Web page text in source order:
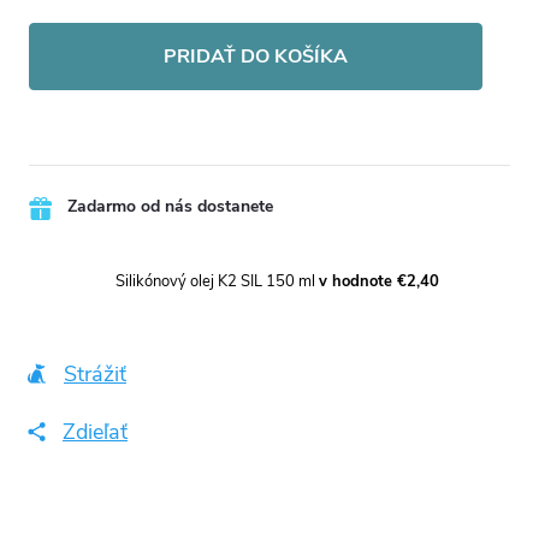
PRIDAŤ DO KOŠÍKA
Zadarmo od nás dostanete
Silikónový olej K2 SIL 150 ml v hodnote €2,40
Strážiť
Zdieľať